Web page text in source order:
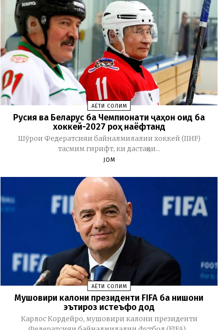
ҲАЁТИ СОЛИМ
Русия ва Беларус ба Чемпионати ҷаҳон оид ба
хоккей-2027 роҳ наёфтанд
Шӯрои Федератсияи байналмилалии хоккей (IIHF)
тасмим гирифт, ки дастаҳои...
JOM
ҲАЁТИ СОЛИМ
Мушовири калони президенти FIFA ба нишони
эътироз истеъфо дод
Карлос Кордейро, мушовири калони президенти